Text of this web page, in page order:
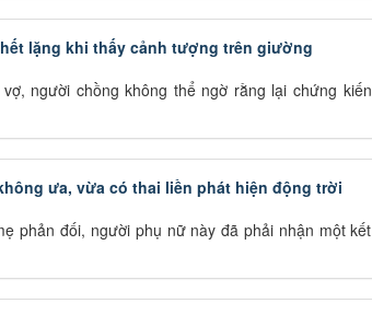
lặng khi thấy cảnh tượng trên giường
người chồng không thể ngờ rằng lại chứng kiến
ưa, vừa có thai liền phát hiện động trời
phản đối, người phụ nữ này đã phải nhận một kết